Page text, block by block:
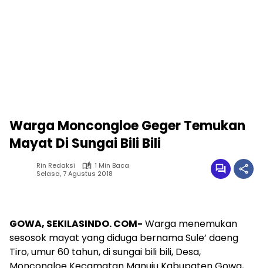
Warga Moncongloe Geger Temukan
Mayat Di Sungai Bili Bili
Rin Redaksi
1 Min Baca
Selasa, 7 Agustus 2018
GOWA, SEKILASINDO. COM- Warga menemukan
sesosok mayat yang diduga bernama Sule’ daeng
Tiro, umur 60 tahun, di sungai bili bili, Desa,